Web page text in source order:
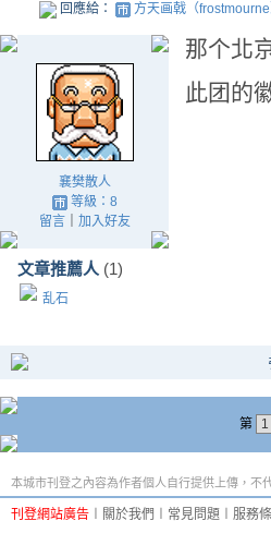
回應給： 方天画戟（frostmourne
襄樊散人
等級：8
留言｜ 加入好友
文章推薦人 (1)
乱石
那个北
此团的
第
本城市刊登之內容為作者個人自行提供上傳，不
刊登網站廣告 關於我們 常見問題 服務